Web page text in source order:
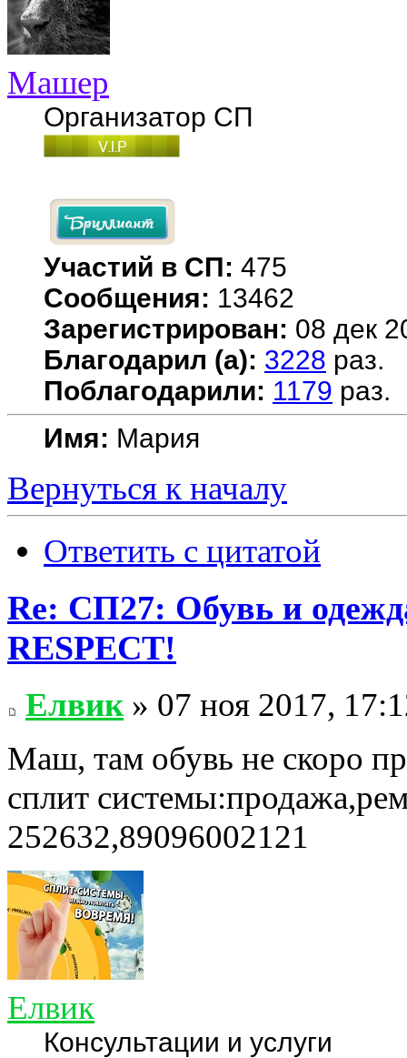
Машер
Организатор СП
Участий в СП: 475
Сообщения: 13462
Зарегистрирован: 08 дек
Благодарил (а): 3228 раз.
Поблагодарили: 1179 раз.
Имя: Мария
Вернуться к началу
Ответить с цитатой
Re: СП27: Обувь и
RESPECT!
Елвик » 07 ноя 2017,
Маш, там обувь не скоро
сплит
252632,89096002121
Елвик
Консультации и услуги